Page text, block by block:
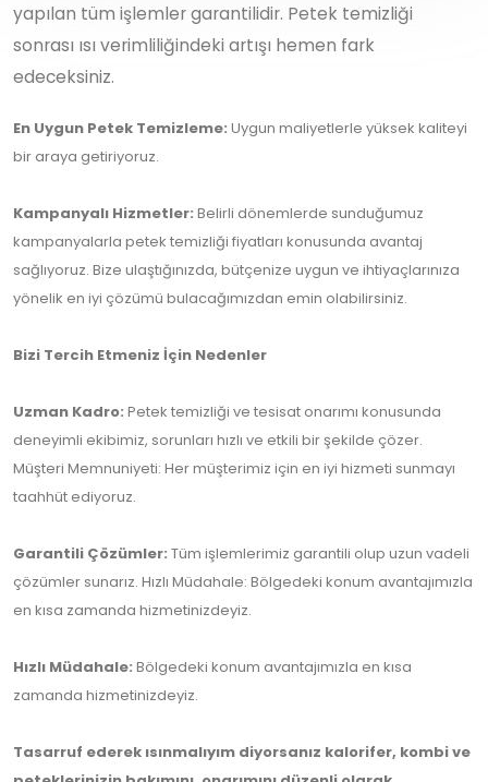
yapılan tüm işlemler garantilidir. Petek temizliği
sonrası ısı verimliliğindeki artışı hemen fark
edeceksiniz.
En Uygun Petek Temizleme: Uygun maliyetlerle yüksek kaliteyi
bir araya getiriyoruz.
Kampanyalı Hizmetler: Belirli dönemlerde sunduğumuz
kampanyalarla petek temizliği fiyatları konusunda avantaj
sağlıyoruz. Bize ulaştığınızda, bütçenize uygun ve ihtiyaçlarınıza
yönelik en iyi çözümü bulacağımızdan emin olabilirsiniz.
Bizi Tercih Etmeniz İçin Nedenler
Uzman Kadro: Petek temizliği ve tesisat onarımı konusunda
deneyimli ekibimiz, sorunları hızlı ve etkili bir şekilde çözer.
Müşteri Memnuniyeti: Her müşterimiz için en iyi hizmeti sunmayı
taahhüt ediyoruz.
Garantili Çözümler: Tüm işlemlerimiz garantili olup uzun vadeli
çözümler sunarız. Hızlı Müdahale: Bölgedeki konum avantajımızla
en kısa zamanda hizmetinizdeyiz.
Hızlı Müdahale: Bölgedeki konum avantajımızla en kısa
zamanda hizmetinizdeyiz.
Tasarruf ederek ısınmalıyım diyorsanız kalorifer, kombi ve